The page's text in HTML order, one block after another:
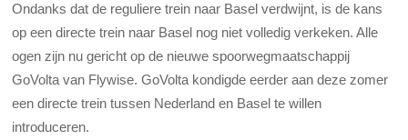
Ondanks dat de reguliere trein naar Basel verdwijnt, is de kans
op een directe trein naar Basel nog niet volledig verkeken. Alle
ogen zijn nu gericht op de nieuwe spoorwegmaatschappij
GoVolta van Flywise. GoVolta kondigde eerder aan deze zomer
een directe trein tussen Nederland en Basel te willen
introduceren.